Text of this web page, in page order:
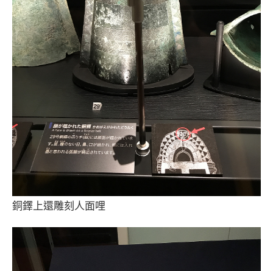
銅鐸上還雕刻人面哩